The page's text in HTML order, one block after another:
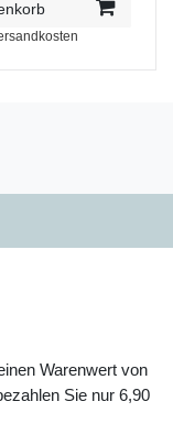
Warenwert von
Sie nur 6,90